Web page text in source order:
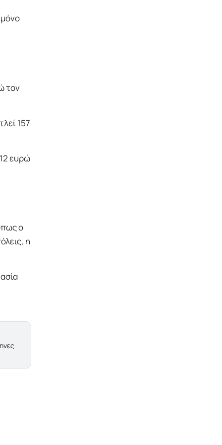
τον
157
ευρώ
ο
η